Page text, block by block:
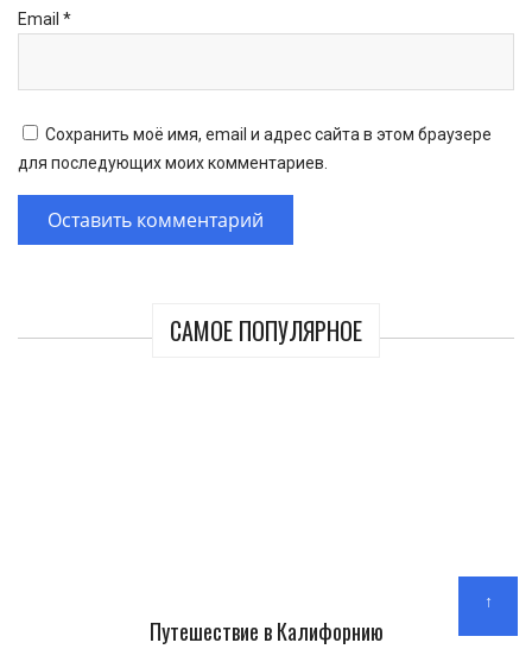
САМОЕ ПОПУЛЯРНОЕ
Путешествие в Калифорнию
Email *
Сохранить моё имя, email и адрес сайта в этом браузере
для последующих моих комментариев.
↑